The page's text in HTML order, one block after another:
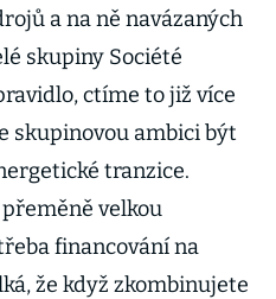
a na ně navázaných
skupiny Société
ctíme to již více
skupinovou ambici být
tranzice.
velkou
financování na
že když zkombinujete